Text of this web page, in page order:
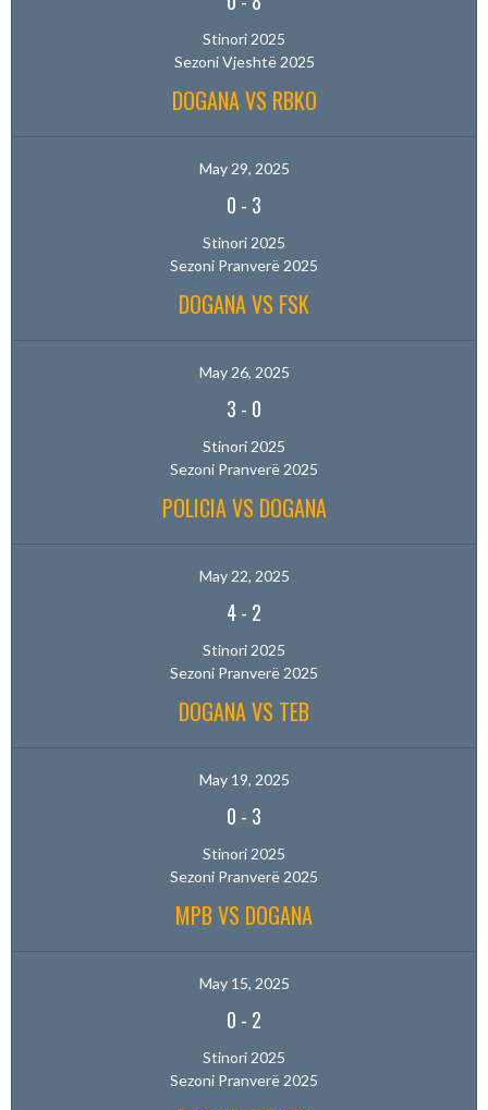
Stinori 2025
Sezoni Vjeshtë 2025
DOGANA VS RBKO
May 29, 2025
0 - 3
Stinori 2025
Sezoni Pranverë 2025
DOGANA VS FSK
May 26, 2025
3 - 0
Stinori 2025
Sezoni Pranverë 2025
POLICIA VS DOGANA
May 22, 2025
4- 2
Stinori 2025
Sezoni Pranverë 2025
DOGANA VS TEB
May 19, 2025
0 - 3
Stinori 2025
Sezoni Pranverë 2025
MPB VS DOGANA
May 15, 2025
0 - 2
Stinori 2025
Sezoni Pranverë 2025